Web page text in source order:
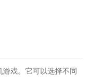
戏。它可以选择不同